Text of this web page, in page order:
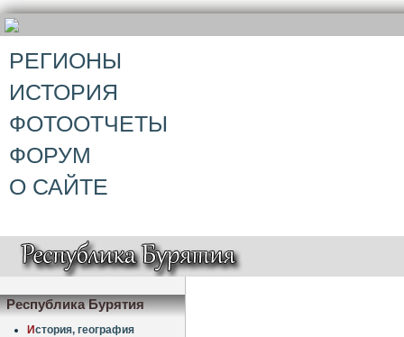
РЕГИОНЫ
ИСТОРИЯ
ФОТООТЧЕТЫ
ФОРУМ
О САЙТЕ
Республика Бурятия
История, география